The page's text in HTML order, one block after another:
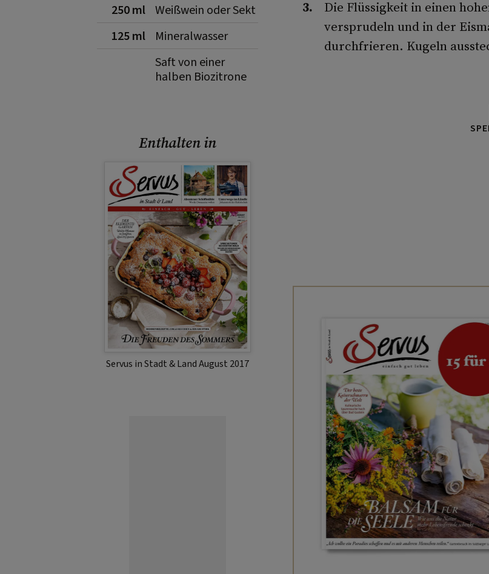
250 ml Weißwein oder Sekt
125 ml
Mineralwasser
Saft von einer
halben Biozitrone
Enthalten in
Servus in Stadt & Land August 2017
Die Flüssigkeit in einen
versprudeln und in der
durchfrieren. Kugeln